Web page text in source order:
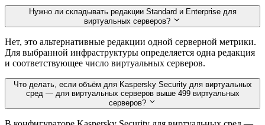
Нужно ли складывать редакции Standard и Enterprise для
виртуальных серверов?
Нет, это альтернативные редакции одной серверной метрики.
Для выбранной инфраструктуры определяется одна редакция
и соответствующее число виртуальных серверов.
Что делать, если объём для Kaspersky Security для виртуальных
сред — для виртуальных серверов выше 499 виртуальных
серверов?